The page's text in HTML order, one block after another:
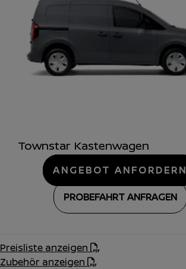
Townstar Kastenwagen
ANGEBOT ANFORDERN
PROBEFAHRT ANFRAGEN
Preisliste anzeigen
Zubehör anzeigen